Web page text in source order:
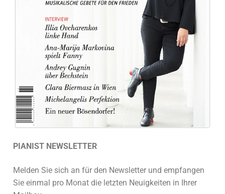
PIANIST NEWSLETTER
Melden Sie sich an für den Newsletter und empfangen
Sie einmal pro Monat die letzten Neuigkeiten in Ihrer